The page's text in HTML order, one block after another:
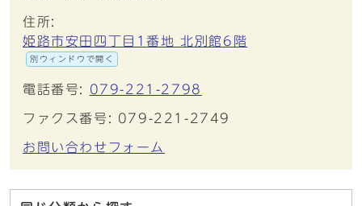
住所:
姫路市安田四丁目1番地 北別館6階
別ウィンドウで開く
電話番号: 079-221-2798
ファクス番号: 079-221-2749
お問い合わせフォーム